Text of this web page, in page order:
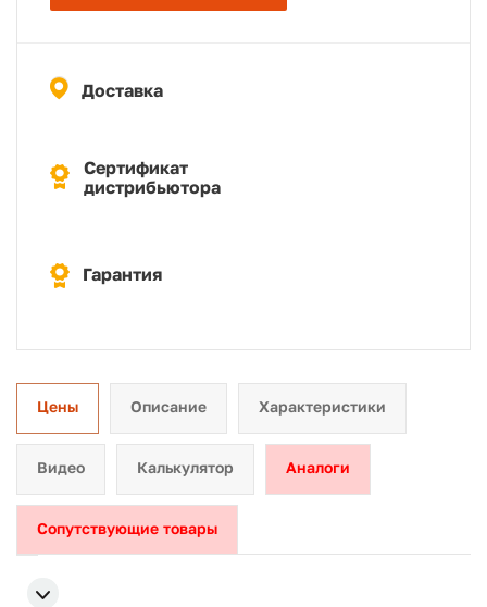
Доставка
Сертификат
дистрибьютора
Гарантия
Цены Описание Характеристики
Видео Калькулятор Аналоги
Сопутствующие товары